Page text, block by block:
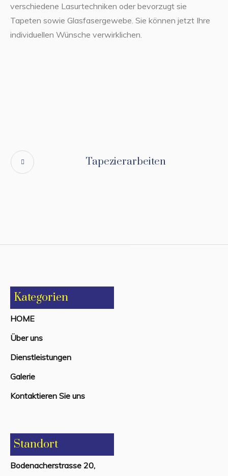
verschiedene Lasurtechniken oder bevorzugt sie
Tapeten sowie Glasfasergewebe. Sie können jetzt Ihre
individuellen Wünsche verwirklichen.
Tapezierarbeiten
Kategorien
HOME
Über uns
Dienstleistungen
Galerie
Kontaktieren Sie uns
Standort
Bodenacherstrasse 20,